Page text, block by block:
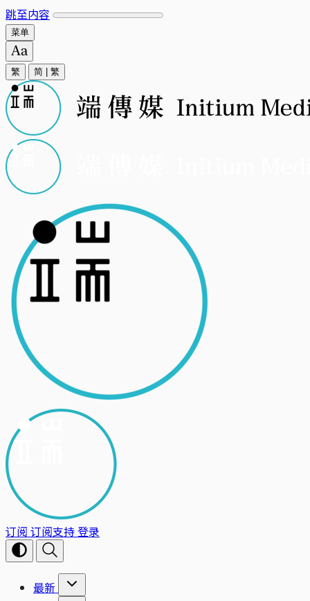
跳至内容
菜单
繁 简 繁
订阅 订阅支持登录
最新